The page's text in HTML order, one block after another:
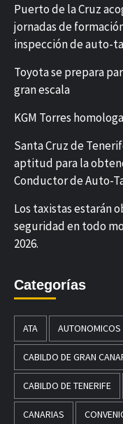
Puerto de la Cruz
jornadas de
inspección de auto-
Toyota se prepara
gran escala
KGM Torres
Santa Cruz de
aptitud para la
Conductor de Auto-
Los taxistas estarán
seguridad en todo
2026.
Categorías
ATA AUTONOMICOS
CABILDO DE GRAN
CABILDO DE TENERIFE
CANARIAS